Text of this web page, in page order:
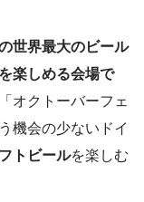
世界最大のビール
楽しめる会場で
オクトーバーフェ
機会の少ないドイ
トビールを楽しむ